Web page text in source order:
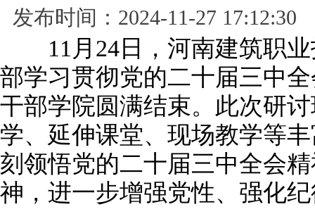
发布时间：2024-11-27
11月24日，河南建筑职业
部学习贯彻党的二十届三中
干部学院圆满结束。此次研
学、延伸课堂、现场教学等
刻领悟党的二十届三中全会
神，进一步增强党性、强化